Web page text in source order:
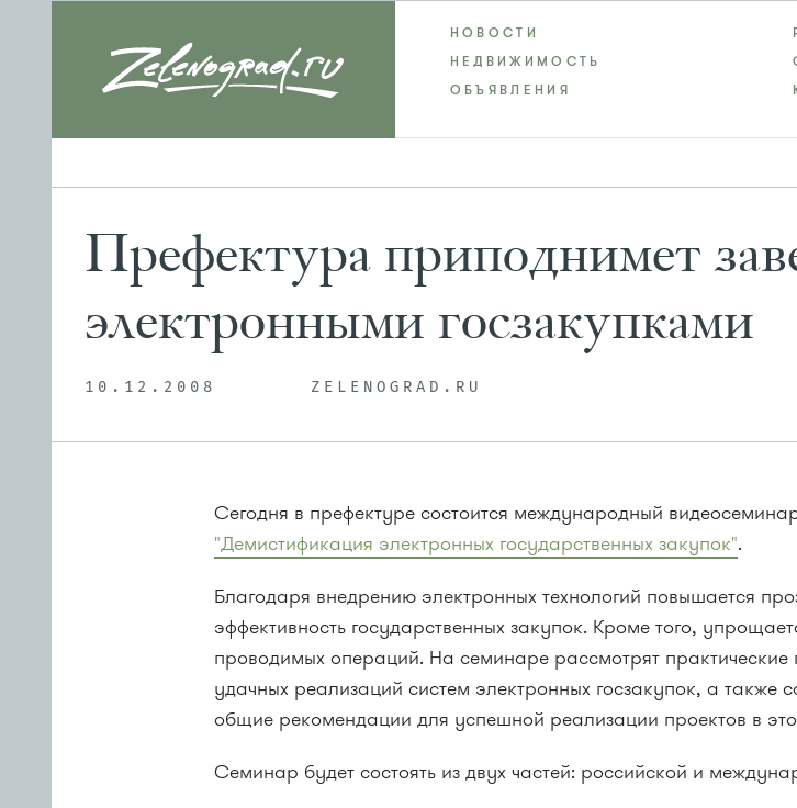
НОВОСТИ
НЕДВИЖИМОСТЬ
ОБЪЯВЛЕНИЯ
Префектура приподнимет
электронными госзакупками
10.12.2008 ZELENOGRAD.RU
Сегодня в префектуре состоится международный
"Демистификация электронных государственных закупок".
Благодаря внедрению электронных технологий повышается
эффективность государственных закупок. Кроме того,
проводимых операций. На семинаре рассмотрят
удачных реализаций систем электронных госзакупок, а также
общие рекомендации для успешной реализации проектов в
Семинар будет состоять из двух частей: российской и